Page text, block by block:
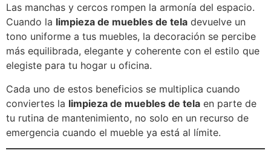
Las manchas y cercos rompen la armonía del espacio.
Cuando la limpieza de muebles de tela devuelve un
tono uniforme a tus muebles, la decoración se percibe
más equilibrada, elegante y coherente con el estilo que
elegiste para tu hogar u oficina.
Cada uno de estos beneficios se multiplica cuando
conviertes la limpieza de muebles de tela en parte de
tu rutina de mantenimiento, no solo en un recurso de
emergencia cuando el mueble ya está al límite.